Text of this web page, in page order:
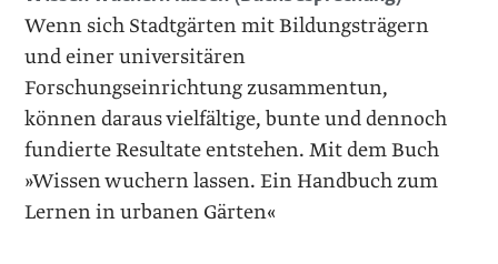
Wenn sich Stadtgärten mit Bildungsträgern
und einer universitären
Forschungseinrichtung zusammentun,
können daraus vielfältige, bunte und dennoch
fundierte Resultate entstehen. Mit dem Buch
»Wissen wuchern lassen. Ein Handbuch zum
Lernen in urbanen Gärten«